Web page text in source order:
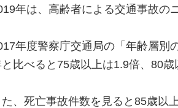
年は、高齢者による交通事故の
年度警察庁交通局の「年齢層別
比べると75歳以上は1.9倍、80歳
た、死亡事故件数を見ると85歳以